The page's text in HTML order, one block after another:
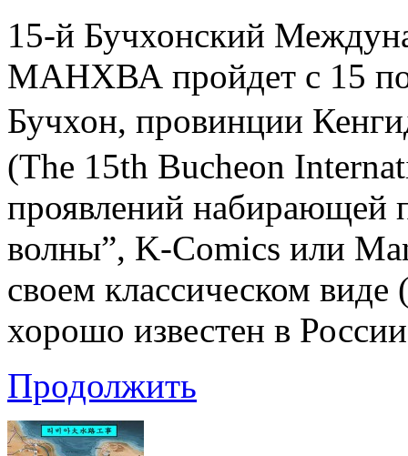
15-й Бучхонский
МАНХВА пройдет с 15 по
Бучхон, провинции
(The 15th Bucheon
проявлений набирающей
волны”, K-Comics или
своем классическом
хорошо известен в
Продолжить